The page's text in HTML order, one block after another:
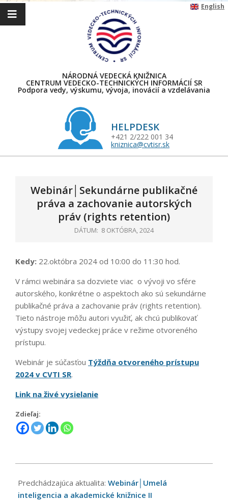
Skip
English
NÁRODNÁ VEDECKÁ KNIŽNICA
CENTRUM VEDECKO-TECHNICKÝCH INFORMÁCIÍ SR
Podpora vedy, výskumu, vývoja, inovácií a vzdelávania
HELPDESK
+421 2/222 001 34
kniznica@cvtisr.sk
Webinár│Sekundárne publikačné
práva a zachovanie autorských
práv (rights retention)
DÁTUM: 8 OKTÓBRA, 2024
Kedy: 22.októbra 2024 od 10:00 do 11:30 hod.
V rámci webinára sa dozviete viac o vývoji vo sfére
autorského, konkrétne o aspektoch ako sú sekundárne
publikačné práva a zachovanie práv (rights retention).
Tieto nástroje môžu autori využiť, ak chcú publikovať
výstupy svojej vedeckej práce v režime otvoreného
prístupu.
Webinár je súčasťou Týždňa otvoreného prístupu
2024 v CVTI SR.
Link na živé vysielanie
Zdieľaj:
10-
08
Predchádzajúca aktualita: Webinár│Umelá
inteligencia a akademické knižnice II